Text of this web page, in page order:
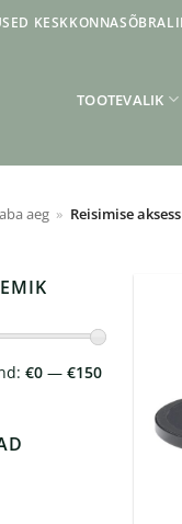
TOOTEVALIK
aeg » Reisimise
€0— €150